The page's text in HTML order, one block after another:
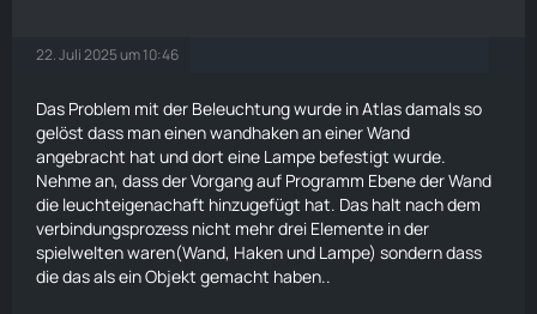
22. Juli 2025 um 10:46
Das Problem mit der Beleuchtung wurde in Atlas damals so
gelöst dass man einen wandhaken an einer Wand
angebracht hat und dort eine Lampe befestigt wurde.
Nehme an, dass der Vorgang auf Programm Ebene der Wand
die leuchteigenachaft hinzugefügt hat. Das halt nach dem
verbindungsprozess nicht mehr drei Elemente in der
spielwelten waren(Wand, Haken und Lampe) sondern dass
die das als ein Objekt gemacht haben..